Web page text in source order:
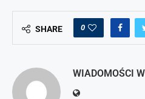
SHARE 0
WIADOMOŚCI